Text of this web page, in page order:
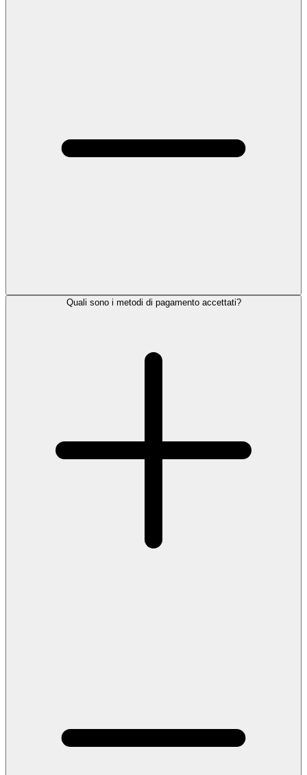
Quali sono i metodi di pagamento accettati?